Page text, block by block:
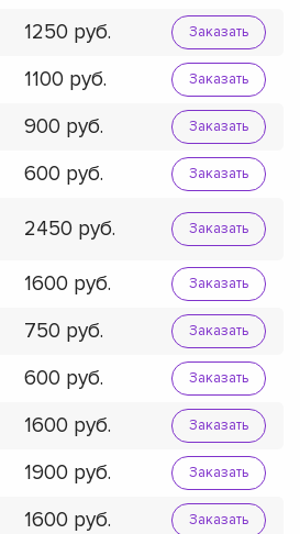
1250 Заказать
1100 Заказать
900 Заказать
600 Заказать
2450 Заказать
1600 Заказать
750 Заказать
600 Заказать
1600 Заказать
1900 Заказать
1600 Заказать